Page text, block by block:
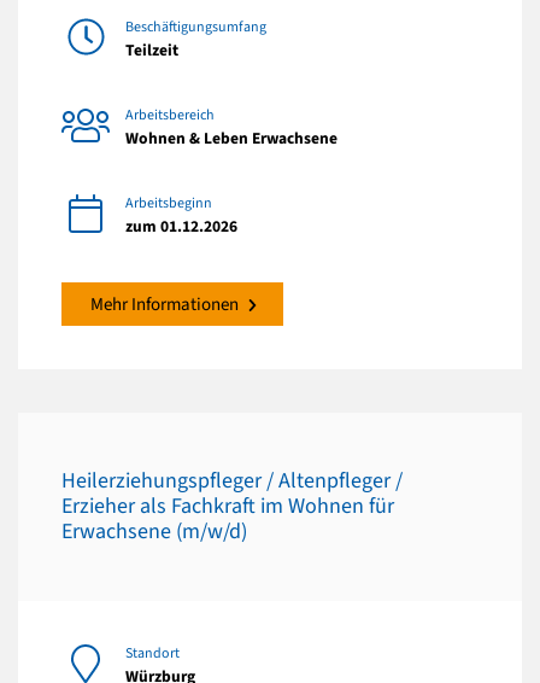
Beschäftigungsumfang
Teilzeit
Arbeitsbereich
Wohnen & Leben Erwachsene
Arbeitsbeginn
zum 01.12.2026
Mehr Informationen
Heilerziehungspfleger / Altenpfleger /
Erzieher als Fachkraft im Wohnen für
Erwachsene (m/w/d)
Standort
Würzburg